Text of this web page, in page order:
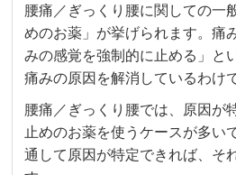
腰痛／ぎっくり腰に関しての一
めのお薬」が挙げられます。痛
みの感覚を強制的に止める」と
痛みの原因を解消しているわけ
腰痛／ぎっくり腰では、原因が
止めのお薬を使うケースが多い
通して原因が特定できれば、そ